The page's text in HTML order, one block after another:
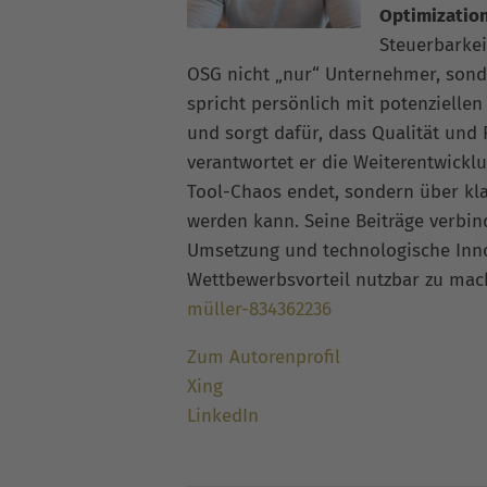
OSG nicht „nur“ Unternehmer,
spricht persönlich mit potenziellen
und sorgt dafür, dass Qualität und
verantwortet er die
Tool-Chaos endet, sondern über
werden kann. Seine Beiträge
Umsetzung und technologische
Wettbewerbsvorteil nutzbar zu
müller-834362236
Zum Autorenprofil
Xing
LinkedIn